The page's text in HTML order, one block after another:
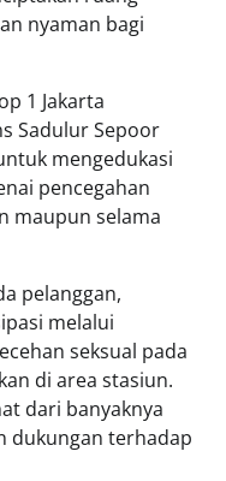
nyaman bagi
1 Jakarta
Sadulur Sepoor
mengedukasi
pencegahan
maupun selama
pelanggan,
melalui
seksual pada
di area stasiun.
dari banyaknya
dukungan terhadap